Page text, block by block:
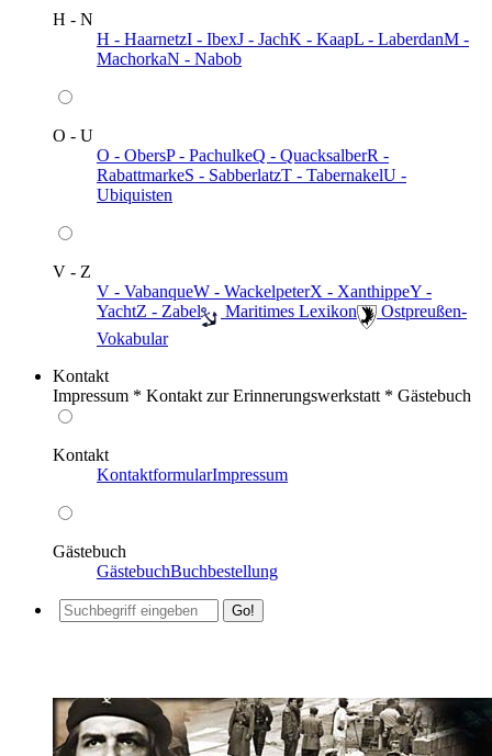
H - N
H - HaarnetzI - IbexJ - JachK - KaapL - LaberdanM -
MachorkaN - Nabob
O - U
O - ObersP - PachulkeQ - QuacksalberR -
RabattmarkeS - SabberlatzT - TabernakelU -
Ubiquisten
V - Z
V - VabanqueW - WackelpeterX - XanthippeY -
YachtZ - Zabel ️ Maritimes Lexikon
️ Ostpreußen-
Vokabular
Kontakt
Impressum * Kontakt zur Erinnerungswerkstatt * Gästebuch
Kontakt
KontaktformularImpressum
Gästebuch
GästebuchBuchbestellung